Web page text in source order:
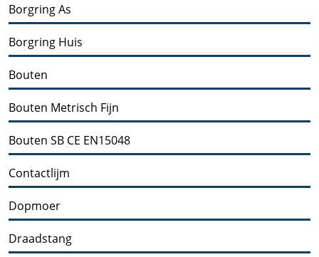
Borgring As
Borgring Huis
Bouten
Bouten Metrisch Fijn
Bouten SB CE EN15048
Contactlijm
Dopmoer
Draadstang